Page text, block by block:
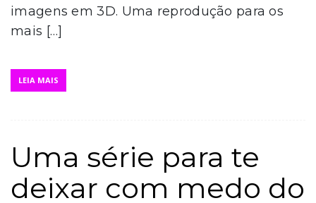
imagens em 3D. Uma reprodução para os
mais […]
LEIA MAIS
Uma série para te
deixar com medo do